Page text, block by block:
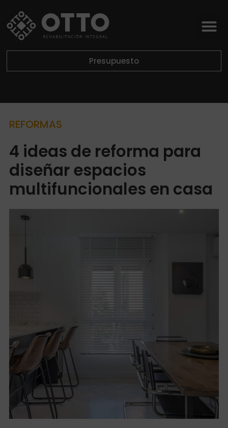
Presupuesto
REFORMAS
4 ideas de reforma para
diseñar espacios
multifuncionales en casa